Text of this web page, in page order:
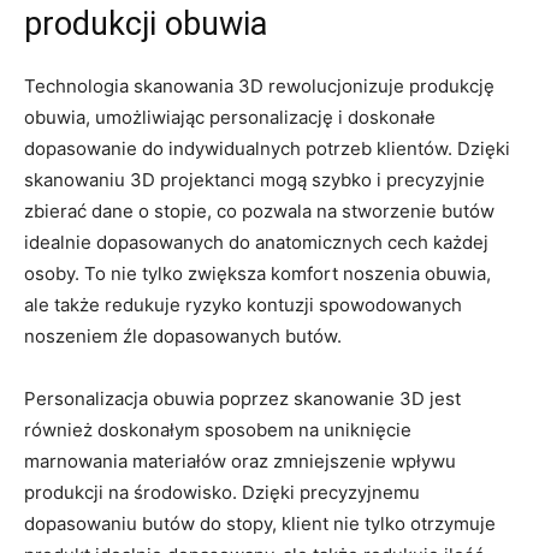
produkcji⁣ obuwia
Technologia skanowania 3D rewolucjonizuje produkcję
obuwia, umożliwiając⁣ personalizację i doskonałe
dopasowanie do ‌indywidualnych ⁤potrzeb klientów. Dzięki
skanowaniu 3D projektanci ⁢mogą ⁢szybko i precyzyjnie
zbierać dane o ⁢stopie, co pozwala ​na stworzenie butów
idealnie dopasowanych ⁣do anatomicznych cech każdej
osoby. ⁤To nie tylko zwiększa komfort noszenia ​obuwia,
ale także redukuje ryzyko kontuzji spowodowanych
noszeniem‌ źle dopasowanych butów.
Personalizacja obuwia poprzez ⁣skanowanie 3D jest⁣
również ⁢doskonałym ​sposobem na uniknięcie
marnowania materiałów​ oraz zmniejszenie wpływu
produkcji ⁣na środowisko. ⁤Dzięki precyzyjnemu
dopasowaniu butów do stopy, klient ​nie ⁤tylko‍ otrzymuje